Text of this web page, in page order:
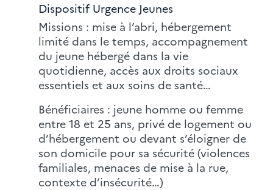
Dispositif Urgence Jeunes
Missions : mise à l’abri, hébergement
limité dans le temps, accompagnement
du jeune hébergé dans la vie
quotidienne, accès aux droits sociaux
essentiels et aux soins de santé…
Bénéficiaires : jeune homme ou femme
entre 18 et 25 ans, privé de logement ou
d’hébergement ou devant s’éloigner de
son domicile pour sa sécurité (violences
familiales, menaces de mise à la rue,
contexte d’insécurité…)